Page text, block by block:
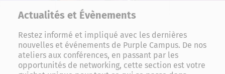
Actualités et Évènements
Restez informé et impliqué avec les dernières
nouvelles et événements de Purple Campus. De nos
ateliers aux conférences, en passant par les
opportunités de networking, cette section est votre